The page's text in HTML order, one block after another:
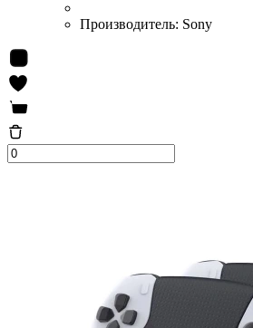
Производитель: Sony